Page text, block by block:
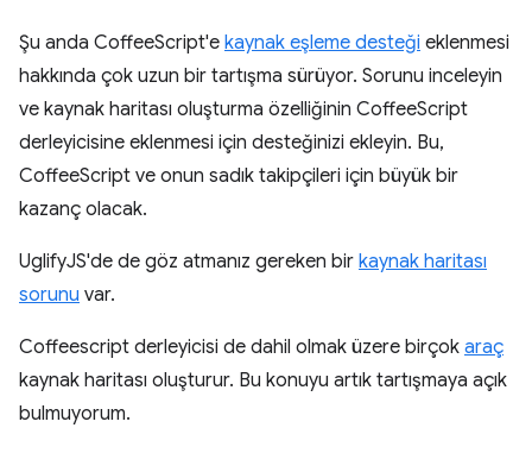
Şu anda CoffeeScript'e kaynak eşleme desteği eklenmesi
hakkında çok uzun bir tartışma sürüyor. Sorunu inceleyin
ve kaynak haritası oluşturma özelliğinin CoffeeScript
derleyicisine eklenmesi için desteğinizi ekleyin. Bu,
CoffeeScript ve onun sadık takipçileri için büyük bir
kazanç olacak.
UglifyJS'de de göz atmanız gereken bir kaynak haritası
sorunu var.
Coffeescript derleyicisi de dahil olmak üzere birçok araç
kaynak haritası oluşturur. Bu konuyu artık tartışmaya açık
bulmuyorum.